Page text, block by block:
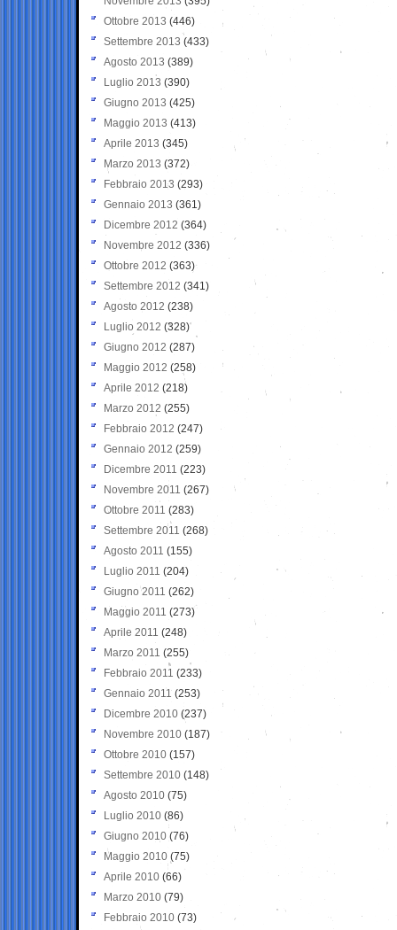
Ottobre 2013 (446)
Settembre 2013 (433)
Agosto 2013 (389)
Luglio 2013 (390)
Giugno 2013 (425)
Maggio 2013 (413)
Aprile 2013 (345)
Marzo 2013 (372)
Febbraio 2013 (293)
Gennaio 2013 (361)
Dicembre 2012 (364)
Novembre 2012 (336)
Ottobre 2012 (363)
Settembre 2012 (341)
Agosto 2012 (238)
Luglio 2012 (328)
Giugno 2012 (287)
Maggio 2012 (258)
Aprile 2012 (218)
Marzo 2012 (255)
Febbraio 2012 (247)
Gennaio 2012 (259)
Dicembre 2011 (223)
Novembre 2011 (267)
Ottobre 2011 (283)
Settembre 2011 (268)
Agosto 2011 (155)
Luglio 2011 (204)
Giugno 2011 (262)
Maggio 2011 (273)
Aprile 2011 (248)
Marzo 2011 (255)
Febbraio 2011 (233)
Gennaio 2011 (253)
Dicembre 2010 (237)
Novembre 2010 (187)
Ottobre 2010 (157)
Settembre 2010 (148)
Agosto 2010 (75)
Luglio 2010 (86)
Giugno 2010 (76)
Maggio 2010 (75)
Aprile 2010 (66)
Marzo 2010 (79)
Febbraio 2010 (73)